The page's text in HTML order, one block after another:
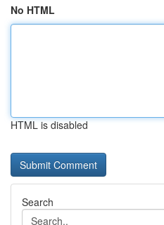
No HTML
HTML is disabled
Search